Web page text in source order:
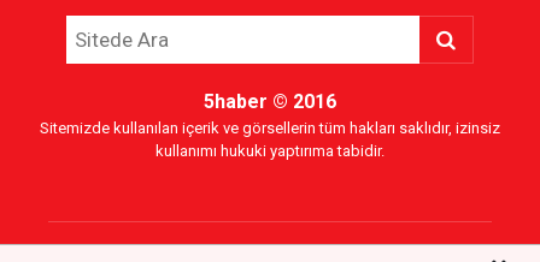
5haber © 2016
Sitemizde kullanılan içerik ve görsellerin tüm hakları saklıdır, izinsiz
kullanımı hukuki yaptırıma tabidir.